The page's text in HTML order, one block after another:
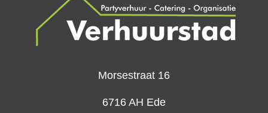
Morsestraat 16
6716 AH Ede